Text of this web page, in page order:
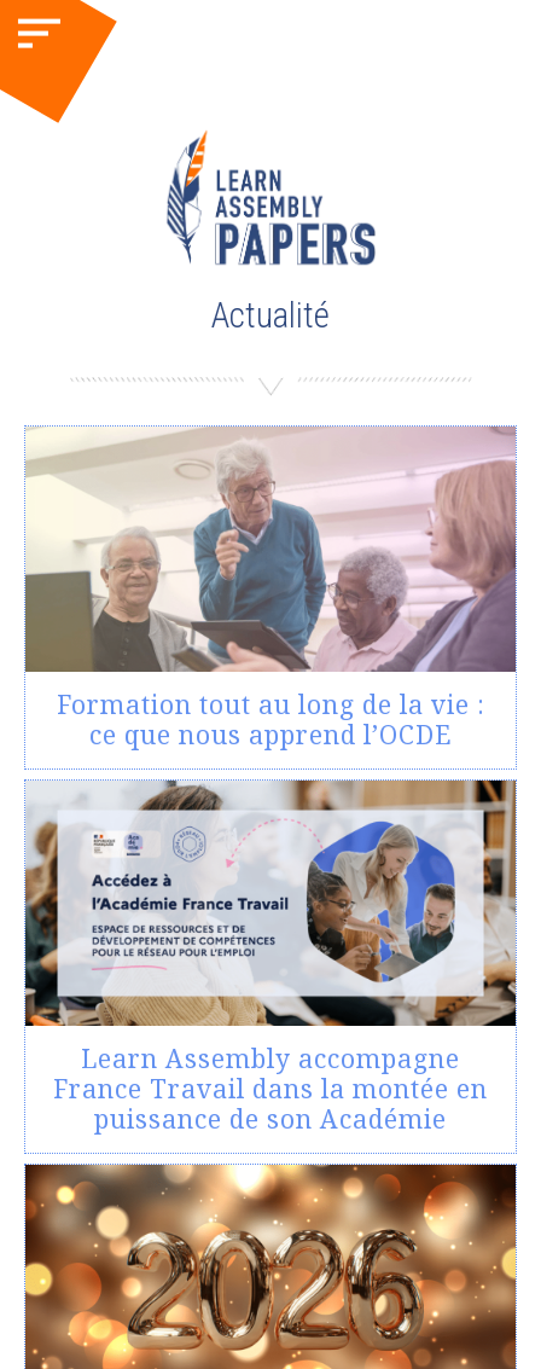
Actualité
Formation tout au long de la vie :
ce que nous apprend l’OCDE
Learn Assembly accompagne
France Travail dans la montée en
puissance de son Académie